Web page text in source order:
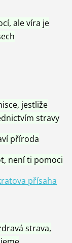
ale víra je
jestliže
stravy
příroda
není ti pomoci
přísaha
strava,